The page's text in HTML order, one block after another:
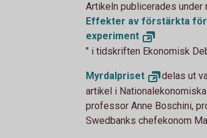
Artikeln publicerades under
Effekter av förstärkta
experiment
" i tidskriften Ekonomisk
Myrdalpriset
delas ut
artikel i
professor Anne Boschini,
Swedbanks chefekonom